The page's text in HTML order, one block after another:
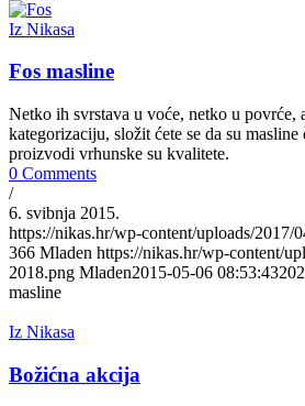
Iz Nikasa
Fos masline
Netko ih svrstava u voće, netko u povrće,
kategorizaciju, složit ćete se da su
proizvodi vrhunske su kvalitete.
0 Comments
/
6. svibnja 2015.
https://nikas.hr/wp-content/uploads/2017/
366 Mladen https://nikas.hr/wp-content/
2018.png Mladen2015-05-06 08:53:43
masline
Iz Nikasa
Božićna akcija